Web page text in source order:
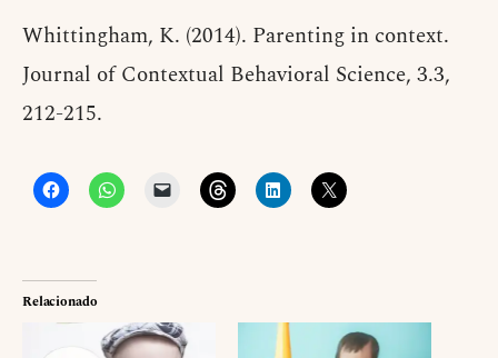
Whittingham, K. (2014). Parenting in context.
Journal of Contextual Behavioral Science, 3.3,
212-215.
Relacionado